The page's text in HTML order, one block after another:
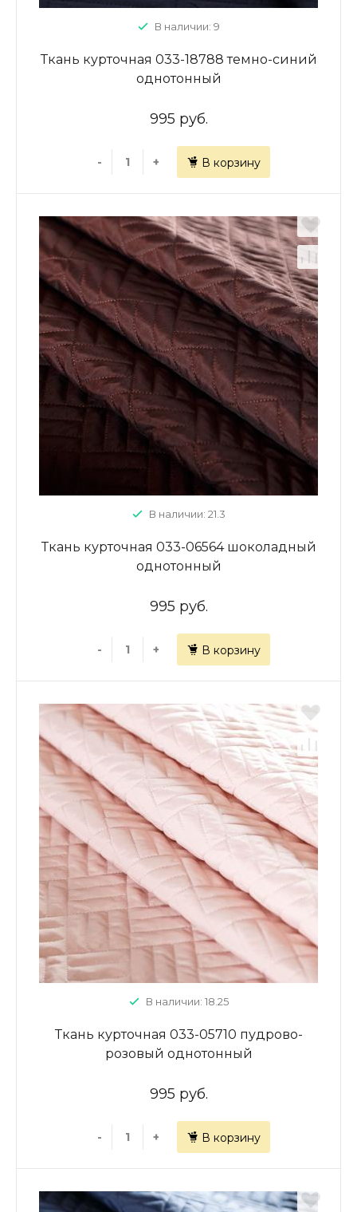
В наличии: 9
Ткань курточная 033-18788 темно-синий
однотонный
995 руб.
- + В корзину
В наличии: 21.3
Ткань курточная 033-06564 шоколадный
однотонный
995 руб.
- + В корзину
В наличии: 18.25
Ткань курточная 033-05710 пудрово-
розовый однотонный
995 руб.
- + В корзину